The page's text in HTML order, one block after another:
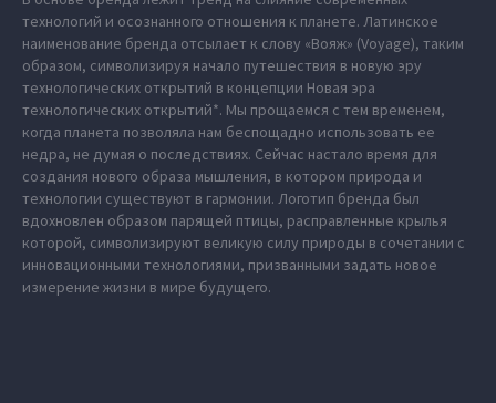
технологий и осознанного отношения к планете. Латинское
наименование бренда отсылает к слову «Вояж» (Voyage), таким
образом, символизируя начало путешествия в новую эру
технологических открытий в концепции Новая эра
технологических открытий*. Мы прощаемся с тем временем,
когда планета позволяла нам беспощадно использовать ее
недра, не думая о последствиях. Сейчас настало время для
создания нового образа мышления, в котором природа и
технологии существуют в гармонии. Логотип бренда был
вдохновлен образом парящей птицы, расправленные крылья
которой, символизируют великую силу природы в сочетании с
инновационными технологиями, призванными задать новое
измерение жизни в мире будущего.